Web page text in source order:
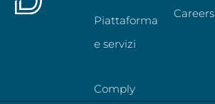
Piattaforma
e servizi
Comply
Careers